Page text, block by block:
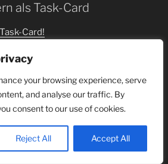
your browsing experience, serve
and analyse our traffic. By
consent to our use of cookies.
Reject All Accept All
als Task-Card
Card!
Formulare zum Download: